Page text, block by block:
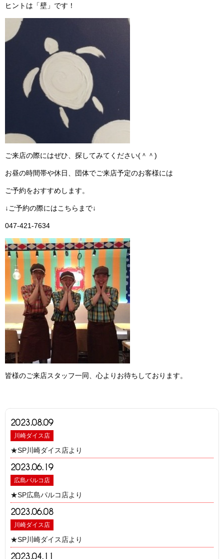
2023.08.09
川崎ダイス店
★SP川崎ダイス店より
2023.06.19
広島パルコ店
★SP広島パルコ店より
2023.06.08
川崎ダイス店
★SP川崎ダイス店より
2023.04.11
ヒントは「壁」です！
ご来店の際にはぜひ、探してみてください(＾＾)
お昼の時間帯や休日、団体でご来店予定のお客様には
ご予約をおすすめします。
↓ご予約の際にはこちらまで↓
047-421-7634
皆様のご来店スタッフ一同、心よりお待ちしております。